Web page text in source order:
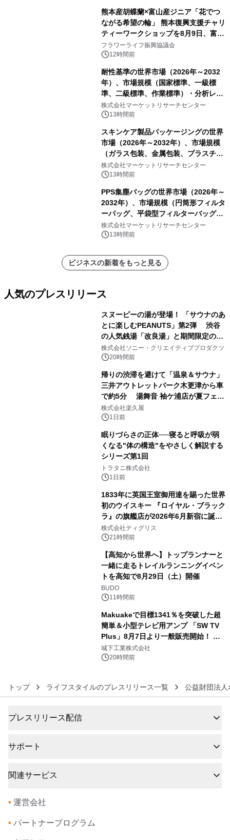
熊本産胡蝶蘭×富山産ジニア「花でつ
ながる希望の輪」 熊本復興支援チャリ
ティーワークショップを8月9日、富
山・射水で開催
フラワーライフ振興協議会
12時間前
耐性基準の世界市場（2026年～2032
年）、市場規模（国家標準、一級標
準、二級標準、作業標準）・分析レポ
ートを発表
株式会社マーケットリサーチセンター
13時間前
スキンケア製品パッケージングの世界
市場（2026年～2032年）、市場規模
（ガラス包装、金属包装、プラスチッ
ク包装、その他）・分析レポートを発
表
株式会社マーケットリサーチセンター
13時間前
PPS集塵バッグの世界市場（2026年～
2032年）、市場規模（円筒形フィルタ
ーバッグ、平袋型フィルターバッグ、
プリーツフィルターバッグ、その
他）・分析レポートを発表
株式会社マーケットリサーチセンター
13時間前
ビジネスの新着をもっと見る
人気のプレスリリース
スヌーピーの湯が登場！ 「サウナのあ
とに楽しむPEANUTS」第2弾 渋谷
の人気銭湯「改良湯」と期間限定のコ
ラボレーション サウナイキタイコラ
ボグッズも発売決定！
株式会社ソニー・クリエイティブプロダクツ
20時間前
帰りの渋滞を避けて「温泉＆サウナ」
三井アウトレットパーク木更津から車
で約5分 湯舞音 袖ケ浦店が夏フェア
メニューを提供
株式会社楽久屋
1日前
眠りづらさの正体──寝ると呼吸が弱
くなる"体の構造"をやさしく解説する
シリーズ第1回
トラタニ株式会社
1日前
1833年に英国王室御用達を賜った世界
初のウイスキー 『ロイヤル・ブラック
ラ』の旗艦店が2026年6月新宿に誕
生 バカルディ ジャパンと連携した
没入型バー「BAR Arca」
株式会社ティグリス
21時間前
【高知から世界へ】トップランナーと
一緒に走るトレイルランニングイベン
トを高知で8月29日（土）開催
BUDO
11時間前
Makuakeで目標1341％を突破した超
簡単＆小型テレビ用アンプ 「SW TV
Plus」8月7日より一般販売開始！ ケ
ーブル1本つなぐだけ、テレビの音が
ぐっと豊かに
城下工業株式会社
20時間前
トップ ライフスタイルのプレスリリース一覧 公益財団法
プレスリリース配信
サポート
関連サービス
• 運営会社
• パートナープログラム